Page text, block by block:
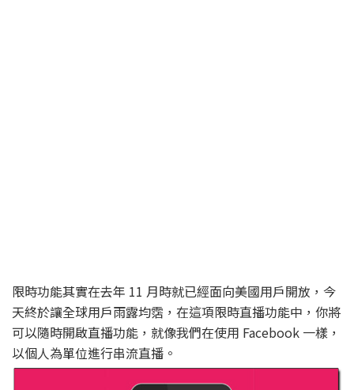
限時功能其實在去年 11 月時就已經面向美國用戶開放，今
天終於讓全球用戶雨露均霑，在這項限時直播功能中，你將
可以隨時開啟直播功能，就像我們在使用 Facebook 一樣，
以個人為單位進行串流直播。